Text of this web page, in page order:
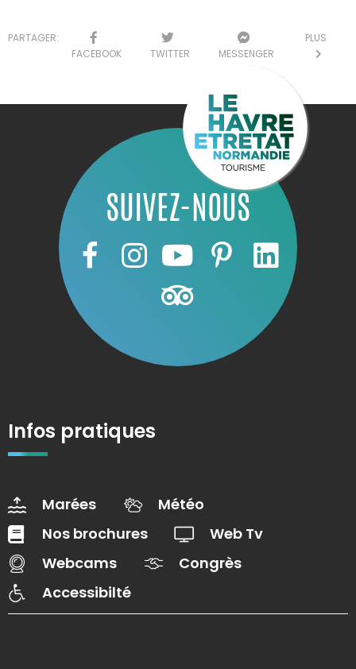
PARTAGER:
FACEBOOK
TWITTER MESSENGER
PLUS
SUIVEZ-NOUS
Infos pratiques
Marées
Météo
Nos brochures
Web Tv
Webcams
Congrès
Accessibilté